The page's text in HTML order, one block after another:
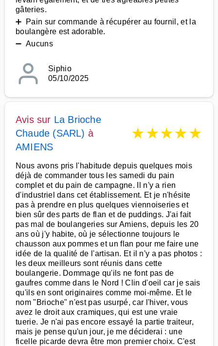
gâteries.
➕ Pain sur commande à récupérer au fournil, et la
boulangère est adorable.
➖ Aucuns
Siphio
05/10/2025
Avis sur La Brioche
Chaude (SARL) à
AMIENS
★★★★★
Nous avons pris l'habitude depuis quelques mois
déjà de commander tous les samedi du pain
complet et du pain de campagne. Il n'y a rien
d'industriel dans cet établissement. Et je n'hésite
pas à prendre en plus quelques viennoiseries et
bien sûr des parts de flan et de puddings. J'ai fait
pas mal de boulangeries sur Amiens, depuis les 20
ans où j'y habite, où je sélectionne toujours le
chausson aux pommes et un flan pour me faire une
idée de la qualité de l'artisan. Et il n'y a pas photos :
les deux meilleurs sont réunis dans cette
boulangerie. Dommage qu'ils ne font pas de
gaufres comme dans le Nord ! Clin d'oeil car je sais
qu'ils en sont originaires comme moi-même. Et le
nom "Brioche" n'est pas usurpé, car l'hiver, vous
avez le droit aux cramiques, qui est une vraie
tuerie. Je n'ai pas encore essayé la partie traiteur,
mais je pense qu'un jour, je me déciderai : une
ficelle picarde devra être mon premier choix. C'est